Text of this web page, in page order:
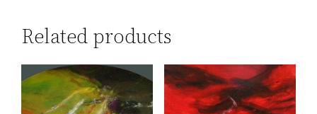
Related products